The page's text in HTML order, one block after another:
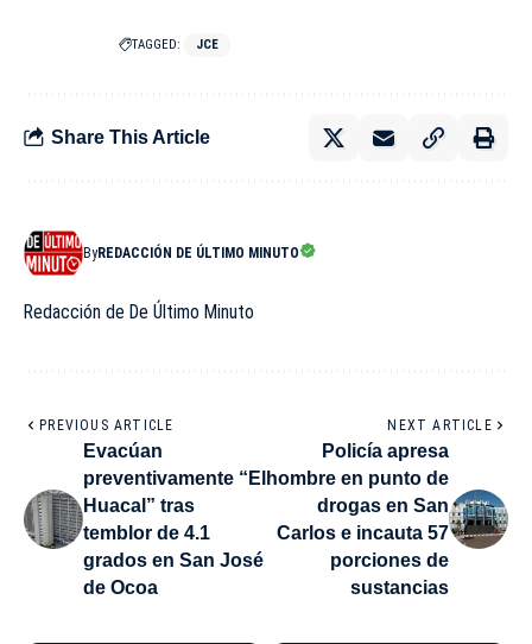
TAGGED: JCE
Share This Article
ByREDACCIÓN DE ÚLTIMO MINUTO
Redacción de De Último Minuto
PREVIOUS ARTICLE
Evacúan
preventivamente “El
Huacal” tras
temblor de 4.1
grados en San José
de Ocoa
NEXT ARTICLE
Policía apresa
hombre en punto de
drogas en San
Carlos e incauta 57
porciones de
sustancias